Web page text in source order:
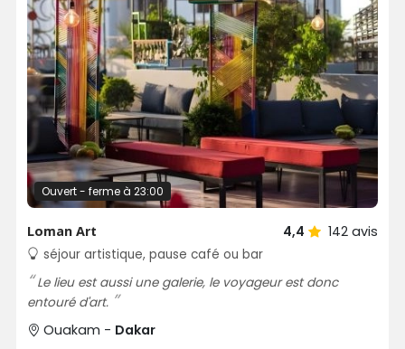
Ouvert - ferme à 23:00
Loman Art 4,4 142 avis
séjour artistique, pause café ou bar
Le lieu est aussi une galerie, le voyageur est donc
entouré d'art.
Ouakam - Dakar